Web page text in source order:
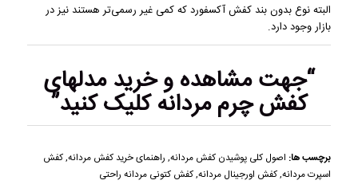
البته نوع بدون بند کفش آکسفورد که کمی غیر رسمی‌تر هستند نیز در
بازار وجود دارد.
“جهت مشاهده وخرید مدلهای
کفش چرم مردانهکلیک کنید”
برچسب ها: اصول کلی پوشیدن کفش مردانه, راهنمای خرید کفش مردانه,کفش
اسپرت مردانه,کفش اورجینال مردانه,کفش کتونی مردانه راحتی